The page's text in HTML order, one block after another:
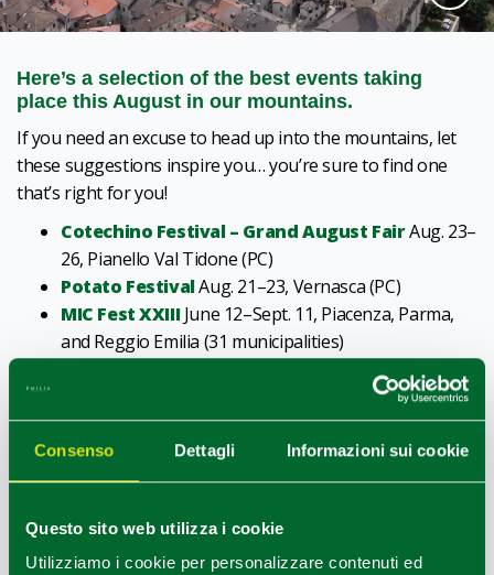
Consenso Dettagli Informazioni sui cookie
Questo sito web utilizza i cookie
Utilizziamo i cookie per personalizzare contenuti ed
Here’s a selection of the best events taking
place this August in our mountains.
If you need an excuse to head up into the mountains, let
these suggestions inspire you… you’re sure to find one
that’s right for you!
Cotechino Festival – Grand August FairAug. 23–
26, Pianello Val Tidone (PC)
Potato FestivalAug. 21–23, Vernasca (PC)
MIC Fest XXIIIJune 12–Sept. 11, Piacenza, Parma,
and Reggio Emilia (31 municipalities)
May 16–Nov. 14, Lugagnano
Val Nure FestivalJune 11–Oct. 31, Val Nure (PC)
Bobbio Film FestivalJuly 31 – Aug. 9 Bobbio (PC)
60th Parmigiano Reggiano FairJuly 31 – Aug. 3
Summertime in Jazz 2026 – Piacenza Jazz Club
June24 – Aug. 22 Piacenza